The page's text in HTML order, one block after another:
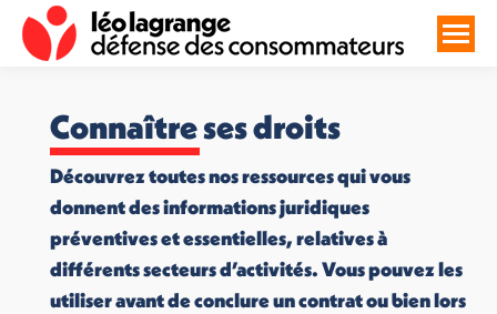
Connaître ses droits
Découvrez toutes nos ressources qui vous
donnent des informations juridiques
préventives et essentielles, relatives à
différents secteurs d’activités. Vous pouvez les
utiliser avant de conclure un contrat ou bien lors